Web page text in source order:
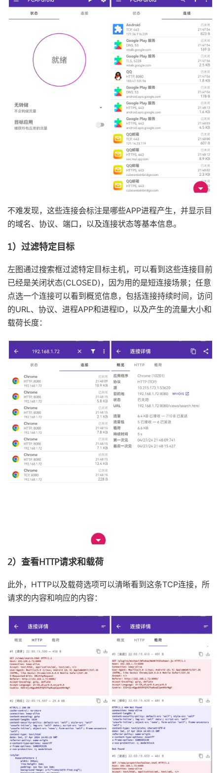
不难发现，这些连接会标注是哪些APP进程产生，并显示目
的域名、协议、端口，以及连接状态等基本信息。
1）过滤特定目标
左图通过搜索框过滤特定目标主机，可以看到这些连接目前
已经是关闭状态(CLOSED)，因为用的是短连接场景；任意
点选一个连接可以看到概览信息，包括连接持续时间，访问
的URL、协议、进程APP和进程ID，以及产生的流量大小和
载荷长度：
2）查看HTTP请求和载荷
此外，HTTP以及载荷选项可以清晰看到这条TCP连接，所
请求的内容和响应的内容：